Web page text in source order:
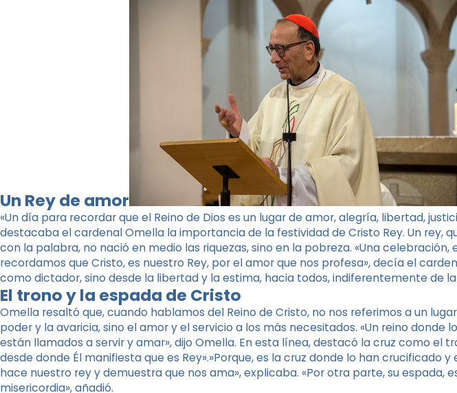
Un Rey de amor
«Un día para recordar que el Reino de Dios es un lugar de amor, alegría, libertad,
destacaba el cardenal Omella la importancia de la festividad de Cristo Rey. Un rey,
con la palabra, no nació en medio las riquezas, sino en la pobreza. «Una celebración,
recordamos que Cristo, es nuestro Rey, por el amor que nos profesa», decía el
como dictador, sino desde la libertad y la estima, hacia todos, indiferentemente de la
El trono y la espada de Cristo
Omella resaltó que, cuando hablamos del Reino de Cristo, no nos referimos a un
poder y la avaricia, sino el amor y el servicio a los más necesitados. «Un reino donde
están llamados a servir y amar», dijo Omella. En esta línea, destacó la cruz como el
desde donde Él manifiesta que es Rey».»Porque, es la cruz donde lo han crucificado y
hace nuestro rey y demuestra que nos ama», explicaba. «Por otra parte, su espada,
misericordia», añadió.